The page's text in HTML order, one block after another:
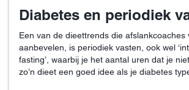
Diabetes en periodiek
Een van de dieettrends die afslankcoaches
aanbevelen, is periodiek vasten, ook wel
fasting’, waarbij je het aantal uren dat je
zo’n dieet een goed idee als je diabetes